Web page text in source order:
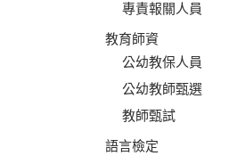
專責報關人員
教育師資
公幼教保人員
公幼教師甄選
教師甄試
語言檢定